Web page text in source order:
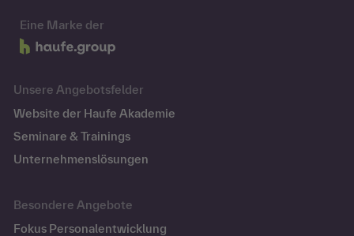
Eine Marke der
Unsere Angebotsfelder
Website der Haufe Akademie
Seminare & Trainings
Unternehmenslösungen
Besondere Angebote
Fokus Personalentwicklung